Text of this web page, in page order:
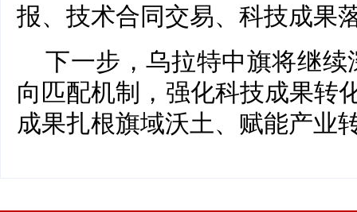
报、技术合同交易、科技成果
下一步，乌拉特中旗将继续
向匹配机制，强化科技成果转
成果扎根旗域沃土、赋能产业